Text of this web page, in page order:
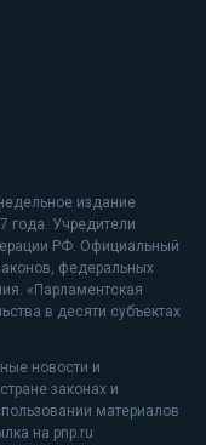
издание
года. Учредители
РФ. Официальный
федеральных
«Парламентская
в десяти субъектах
новости и
законах и
материалов
на pnp.ru